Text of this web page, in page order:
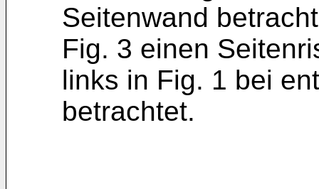
Seitenwand
Fig. 3 einen
links in Fig. 1 bei
betrachtet.